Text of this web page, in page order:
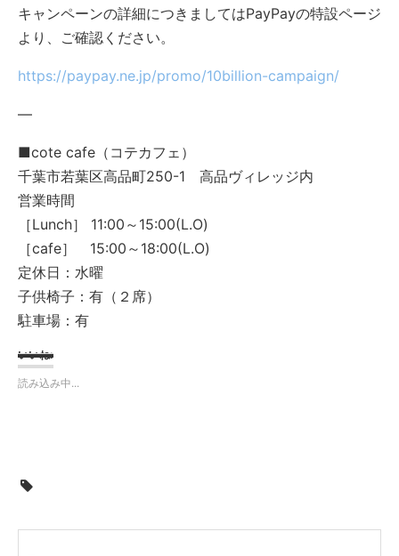
キャンペーンの詳細につきましてはPayPayの特設ページ
より、ご確認ください。
https://paypay.ne.jp/promo/10billion-campaign/
—
■cote cafe（コテカフェ）
千葉市若葉区高品町250-1 高品ヴィレッジ内
営業時間
［Lunch］ 11:00～15:00(L.O)
［cafe］ 15:00～18:00(L.O)
定休日：水曜
子供椅子：有（２席）
駐車場：有
いいね:
読み込み中...